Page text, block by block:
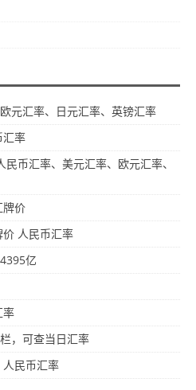
元汇率、日元汇率、英镑汇率
汇率
币汇率、美元汇率、欧元汇率、
牌价
人民币汇率
亿
率
，可查当日汇率
民币汇率